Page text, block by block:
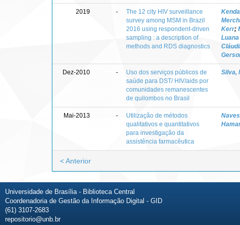
2019 -
The 12 city HIV surveillance
survey among MSM in Brazil
2016 using respondent-driven
sampling : a description of
methods and RDS diagnostics
Kerr;
Dez-2010 -
Uso dos serviços públicos de
saúde para DST/ HIV/aids por
comunidades remanescentes
de quilombos no Brasil
Silva,
Mai-2013 -
Utilização de métodos
qualitativos e quantitativos
para investigação da
assistência farmacêutica
< Anterior
Universidade de Brasília - Biblioteca Central
Coordenadoria de Gestão da Informação Digital - GID
(61) 3107-2683
repositorio@unb.br